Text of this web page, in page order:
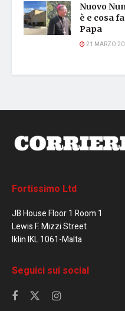
Nuovo
è e cosa
Papa
21 MARZO
Fortissimo Ltd
JB House Floor 1 Room 1
Lewis F. Mizzi Street
Iklin IKL 1061-Malta
Seguici sui social